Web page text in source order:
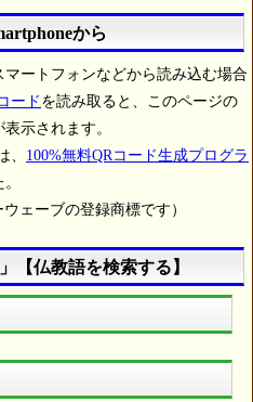
から
マートフォンなどから読み込む場合
ード を読み取ると、このページの
示されます。
、 100%無料QRコード生成プログラ
ェーブの登録商標です）
【仏教語を検索する】